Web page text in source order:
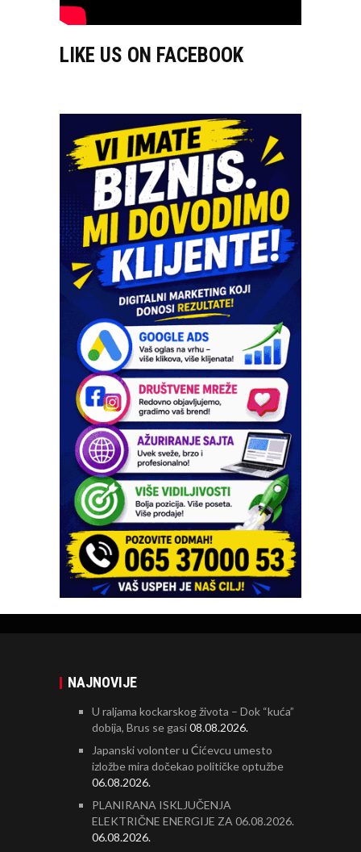
LIKE US ON FACEBOOK
NAJNOVIJE
U raljama kockarskog života – Dok “kuća”
dobija, Brus se gasi08.08.2026.
Japanski volonter u Ćićevcu umesto
izložbe mira dočekao političke optužbe
06.08.2026.
PLANIRANA ISKLJUČENJA
ELEKTRIČNE ENERGIJE ZA 06.08.2026.
06.08.2026.